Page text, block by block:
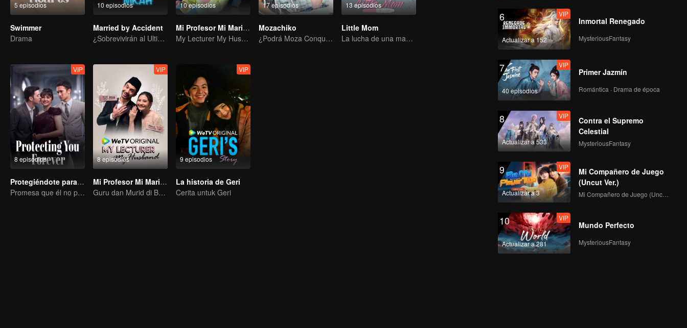
VIP
VIP
VIP EP6: 1
VIP EP7: 1
VIP
5 episodios
Swimmer
Drama
10 episodios
Married by Accident
¿Sobrevivirán al Ultimátum Matrimonial?
10 episodios
Mi Profesor Mi Marido
My Lecturer My Husband
17 episodios
Mozachiko
¿Podrá Moza Conquistar el Corazón de Chiko?
13 episodios
Little Mom
La lucha de una madre adolescente
8 episodios
VIP
Protegiéndote para siempre
Promesa que él no puede romper, ella no puede olvidar.
8 episodios
VIP
Mi Profesor Mi Marido
Guru dan Murid di Bawah Satu Atap
9 episodios
VIP
La historia de Geri
Cerita untuk Geri
6
Actualizar a 152
VIP
Inmortal Renegado
MysteriousFantasy
7
40 episodios
VIP
Primer Jazmín
Romántica · Drama de época
8
Actualizar a 533
VIP
Contra el Supremo
Celestial
MysteriousFantasy
9
Actualizar a 3
VIP
Mi Compañero de Juego
(Uncut Ver.)
Mi Compañero de Juego (Uncut Ver.)
10
Actualizar a 281
VIP
Mundo Perfecto
MysteriousFantasy